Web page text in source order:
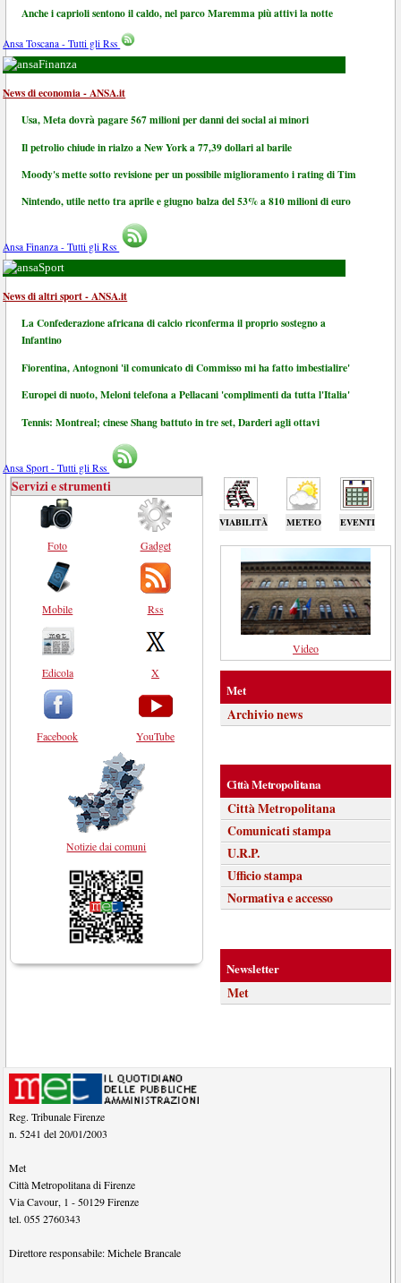
Anche i caprioli sentono il caldo, nel parco Maremma più attivi la notte
Ansa Toscana - Tutti gli Rss
Finanza
News di economia - ANSA.it
Usa, Meta dovrà pagare 567 milioni per danni dei social ai minori
Il petrolio chiude in rialzo a New York a 77,39 dollari al barile
Moody's mette sotto revisione per un possibile miglioramento i rating di Tim
Nintendo, utile netto tra aprile e giugno balza del 53% a 810 milioni di euro
Ansa Finanza - Tutti gli Rss
Sport
News di altri sport - ANSA.it
La Confederazione africana di calcio riconferma il proprio sostegno a
Infantino
Fiorentina, Antognoni 'il comunicato di Commisso mi ha fatto imbestialire'
Europei di nuoto, Meloni telefona a Pellacani 'complimenti da tutta l'Italia'
Tennis: Montreal; cinese Shang battuto in tre set, Darderi agli ottavi
Ansa Sport - Tutti gli Rss
VIABILITÀ METEO EVENTI
Servizi e strumenti
Foto
Mobile
Edicola
Facebook
Gadget
Rss
X
YouTube
Notizie dai comuni
Video
Met
Archivio news
Città Metropolitana
Città Metropolitana
Comunicati stampa
U.R.P.
Ufficio stampa
Normativa e accesso
Newsletter
Met
Reg. Tribunale Firenze
n. 5241 del 20/01/2003
Met
Città Metropolitana di Firenze
Via Cavour, 1 - 50129 Firenze
tel.055 2760343
Direttore responsabile:Michele Brancale